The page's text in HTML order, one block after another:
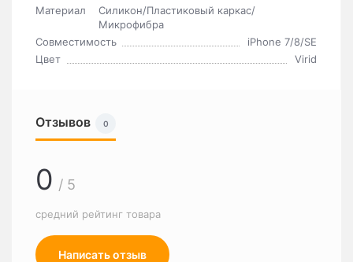
Материал
Силикон/Пластиковый каркас/
Микрофибра
Совместимость
iPhone 7/8/SE
Цвет
Virid
Отзывов 0
0 / 5
средний рейтинг товара
Написать отзыв